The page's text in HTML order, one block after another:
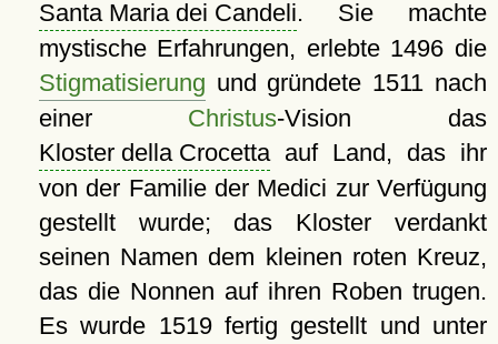
Santa Maria dei Candeli. Sie machte
mystische Erfahrungen, erlebte 1496 die
Stigmatisierung und gründete 1511 nach
einer Christus-Vision das
Kloster della Crocettaauf Land, das ihr
von der Familie der Medici zur Verfügung
gestellt wurde; das Kloster verdankt
seinen Namen dem kleinen roten Kreuz,
das die Nonnen auf ihren Roben trugen.
Es wurde 1519 fertig gestellt und unter